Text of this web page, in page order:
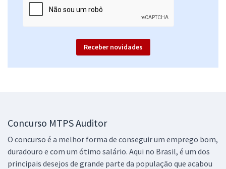
Receber novidades
Concurso MTPS Auditor
O concurso é a melhor forma de conseguir um emprego bom,
duradouro e com um ótimo salário. Aqui no Brasil, é um dos
principais desejos de grande parte da população que acabou